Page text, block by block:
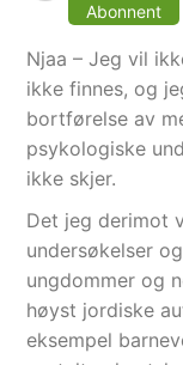
Abonnent
Njaa – Jeg vil
ikke finnes, og
bortførelse av
psykologiske
ikke skjer.
Det jeg derimot
undersøkelser
ungdommer og
høyst jordiske
eksempel